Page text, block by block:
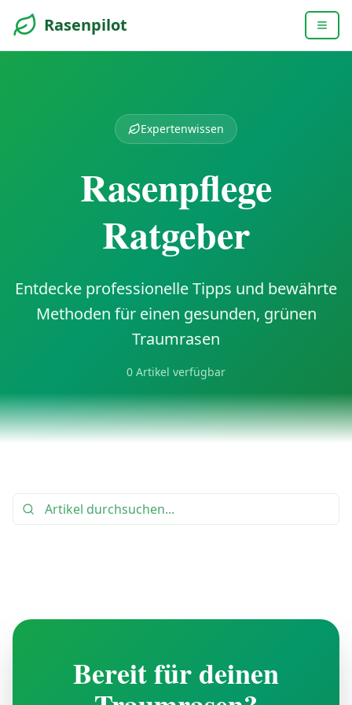
Rasenpilot
Expertenwissen
Rasenpflege
Ratgeber
Entdecke professionelle Tipps und bewährte
Methoden für einen gesunden, grünen
Traumrasen
0 Artikel verfügbar
Bereit für deinen